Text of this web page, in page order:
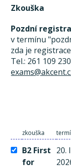
Zkouška
Pozdní
v termínu
zda je
Tel.: 261 109
zkouška
B2 First
for
20.